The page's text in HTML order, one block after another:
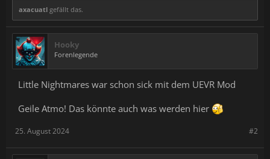
axacuatl gefällt das.
Hooky
Forenlegende
Little Nightmares war schon sick mit dem UEVR Mod
Geile Atmo! Das könnte auch was werden hier
#2
25. August 2024